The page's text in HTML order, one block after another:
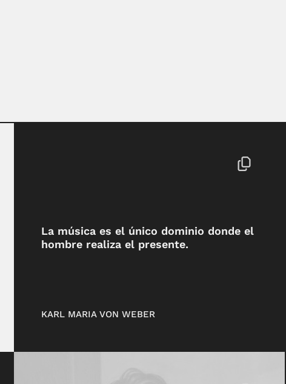
La música es el único dominio donde el
hombre realiza el presente.
KARL MARIA VON WEBER